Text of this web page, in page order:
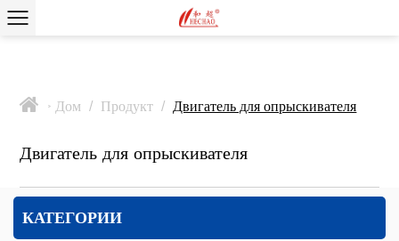
> Дом / Продукт / Двигатель для опрыскивателя
Двигатель для опрыскивателя
КАТЕГОРИИ